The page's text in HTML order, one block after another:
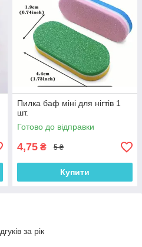
Пилка баф міні для нігтів 1
шт.
Готово до відправки
4,75 ₴ 5 ₴
Купити
за рік